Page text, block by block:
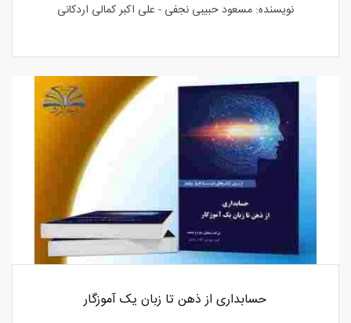
نویسنده: مسعود حبیبی نجفی - علی اکبر کمالی اردکانی
حسابداری از ذهن تا زبان یک آموزگار